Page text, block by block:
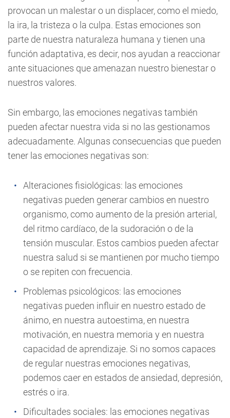
provocan un malestar o un displacer, como el miedo,
la ira, la tristeza o la culpa. Estas emociones son
parte de nuestra naturaleza humana y tienen una
función adaptativa, es decir, nos ayudan a reaccionar
ante situaciones que amenazan nuestro bienestar o
nuestros valores.
Sin embargo, las emociones negativas también
pueden afectar nuestra vida si no las gestionamos
adecuadamente. Algunas consecuencias que pueden
tener las emociones negativas son:
Alteraciones fisiológicas: las emociones
negativas pueden generar cambios en nuestro
organismo, como aumento de la presión arterial,
del ritmo cardíaco, de la sudoración o de la
tensión muscular. Estos cambios pueden afectar
nuestra salud si se mantienen por mucho tiempo
o se repiten con frecuencia.
Problemas psicológicos: las emociones
negativas pueden influir en nuestro estado de
ánimo, en nuestra autoestima, en nuestra
motivación, en nuestra memoria y en nuestra
capacidad de aprendizaje. Si no somos capaces
de regular nuestras emociones negativas,
podemos caer en estados de ansiedad, depresión,
estrés o ira.
Dificultades sociales: las emociones negativas